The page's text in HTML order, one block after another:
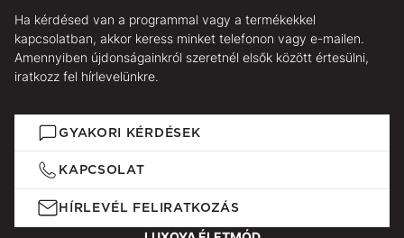
Ha kérdésed van a programmal vagy a termékekkel
kapcsolatban, akkor keress minket telefonon vagy e-mailen.
Amennyiben újdonságainkról szeretnél elsők között értesülni,
iratkozz fel hírlevelünkre.
GYAKORI KÉRDÉSEK
KAPCSOLAT
HÍRLEVÉL FELIRATKOZÁS